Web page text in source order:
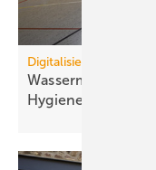
Digitalisierung
Hygienelücke